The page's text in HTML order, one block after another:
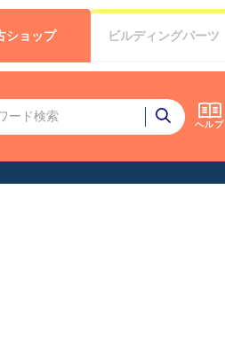
ヘルプ
ショップ ビルディングパーツ